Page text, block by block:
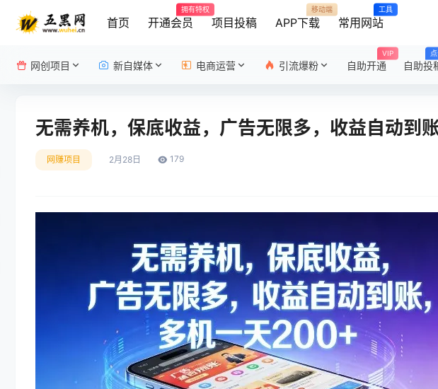
首页 开通会员
拥有特权
项目投稿 APP下载
移动端
常用网站
工具
网创项目 新自媒体 电商运营 引流爆粉 自助开通
VIP
自助投
无需养机，保底收益，广告无限多，收益自动到
网赚项目 2月28日 179